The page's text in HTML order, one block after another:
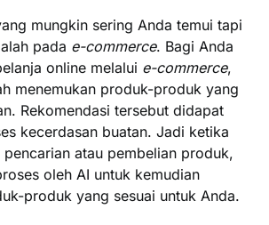
mungkin sering Anda temui tapi
pada e-commerce. Bagi Anda
online melalui e-commerce,
menemukan produk-produk yang
Rekomendasi tersebut didapat
kecerdasan buatan. Jadi ketika
atau pembelian produk,
oleh AI untuk kemudian
produk yang sesuai untuk Anda.